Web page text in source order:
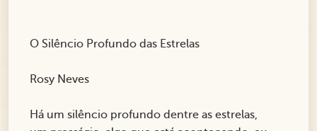
O Silêncio Profundo das Estrelas
Rosy Neves
Há um silêncio profundo dentre as estrelas,